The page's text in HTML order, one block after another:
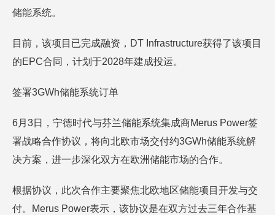
储能系统。
目前，该项目已完成融资，DT Infrastructure获得了该项目
的EPC合同，计划于2028年建成投运。
签署3GWh储能系统订单
6月3日，宁德时代与芬兰储能系统集成商Merus Power签
署战略合作协议，将向北欧市场交付约3GWh储能系统解
决方案，进一步深化双方在欧洲储能市场的合作。
根据协议，此次合作主要聚焦北欧地区储能项目开发与交
付。Merus Power表示，该协议是在双方过去三年合作基